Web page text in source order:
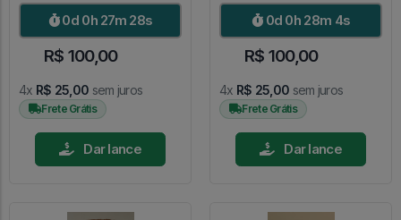
0d 0h 27m 26s
R$ 100,00
4x R$ 25,00 sem juros
Frete Grátis
Dar lance
0d 0h 28m 2s
R$ 100,00
4x R$ 25,00 sem juros
Frete Grátis
Dar lance